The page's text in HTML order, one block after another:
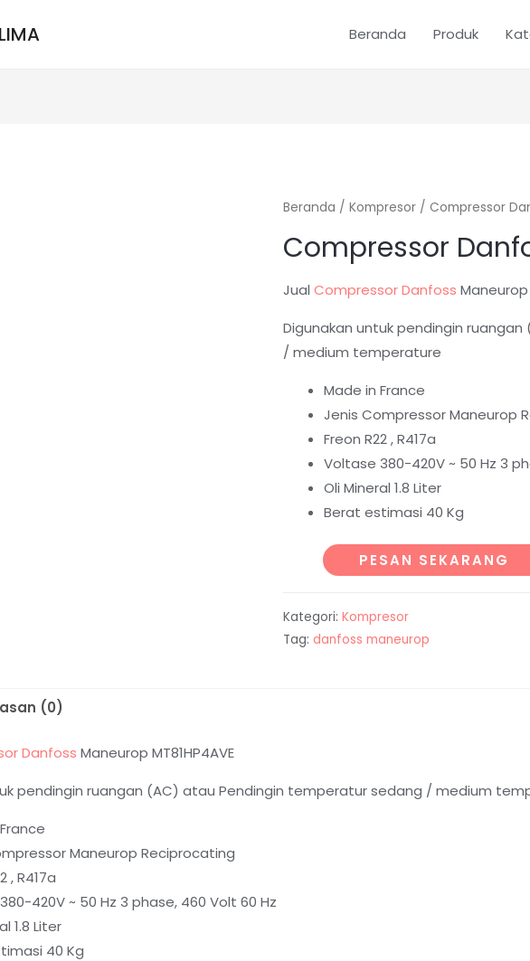
Beranda Produk
Beranda /Kompresor / Compressor
Compressor
JualCompressor Danfoss Maneurop
Digunakan untuk pendingin
/ medium temperature
Made in France
Jenis Compressor Maneurop
Freon R22 , R417a
Voltase 380-420V ~ 50 Hz 3
Oli Mineral 1.8 Liter
Berat estimasi 40 Kg
PESAN SEKARANG
Kategori:Kompresor
Tag: danfoss maneurop
(0)
Danfoss Maneurop MT81HP4AVE
pendingin ruangan (AC) atau Pendingin temperatur sedang / medium
Maneurop Reciprocating
, R417a
420V ~ 50 Hz 3 phase, 460 Volt 60 Hz
1.8 Liter
40 Kg